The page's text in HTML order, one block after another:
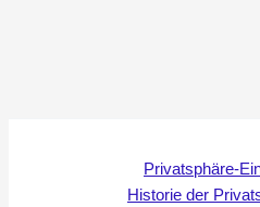
Privatsphäre-
Historie der